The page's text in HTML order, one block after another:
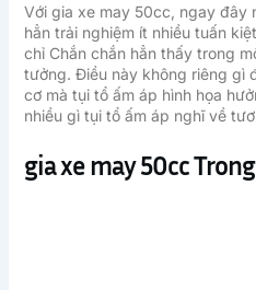
Với gia xe may 50cc, ngay đây
hẳn trải nghiệm ít nhiều tuấn
chỉ Chắn chắn hẳn thấy trong
tưởng. Điều này không riêng gì
cơ mà tụi tổ ấm áp hình họa
nhiều gì tụi tổ ấm áp nghĩ về
gia xe may 50cc